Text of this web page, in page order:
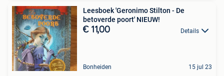
Leesboek 'Geronimo Stilton - De
betoverde poort' NIEUW!
€ 11,00 Details
Bonheiden 15 jul 23